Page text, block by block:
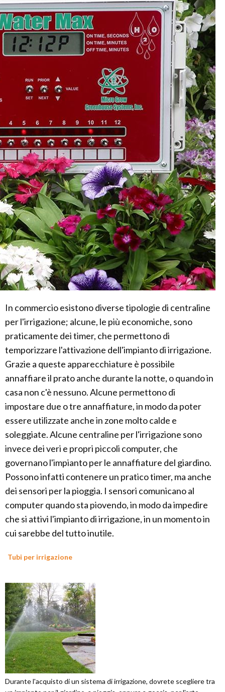
In commercio esistono diverse tipologie di centraline
per l'irrigazione; alcune, le più economiche, sono
praticamente dei timer, che permettono di
temporizzare l'attivazione dell'impianto di irrigazione.
Grazie a queste apparecchiature è possibile
annaffiare il prato anche durante la notte, o quando in
casa non c'è nessuno. Alcune permettono di
impostare due o tre annaffiature, in modo da poter
essere utilizzate anche in zone molto calde e
soleggiate. Alcune centraline per l'irrigazione sono
invece dei veri e propri piccoli computer, che
governano l'impianto per le annaffiature del giardino.
Possono infatti contenere un pratico timer, ma anche
dei sensori per la pioggia. I sensori comunicano al
computer quando sta piovendo, in modo da impedire
che si attivi l'impianto di irrigazione, in un momento in
cui sarebbe del tutto inutile.
Tubi per irrigazione
Durante l'acquisto di un sistema di irrigazione, dovrete scegliere tra